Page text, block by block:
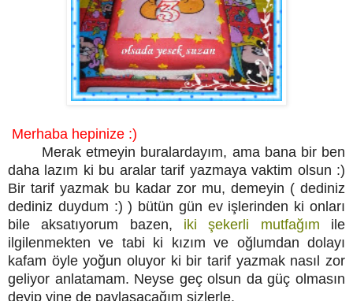
Merhaba hepinize :)
Merak etmeyin buralardayım, ama bana bir ben
daha lazım ki bu aralar tarif yazmaya vaktim olsun :)
Bir tarif yazmak bu kadar zor mu, demeyin ( dediniz
dediniz duydum :) ) bütün gün ev işlerinden ki onları
bile aksatıyorum bazen, iki şekerli mutfağım ile
ilgilenmekten ve tabi ki kızım ve oğlumdan dolayı
kafam öyle yoğun oluyor ki bir tarif yazmak nasıl zor
geliyor anlatamam. Neyse geç olsun da güç olmasın
deyip yine de paylaşacağım sizlerle.